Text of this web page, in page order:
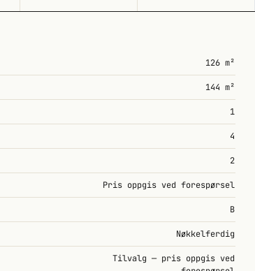
126 m²
144 m²
1
4
2
Pris oppgis ved forespørsel
B
Nøkkelferdig
Tilvalg — pris oppgis ved